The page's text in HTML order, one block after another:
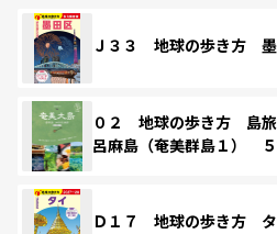
Ｊ３３ 地球の歩き方
０２ 地球の歩き方 島
呂麻島（奄美群島１）
Ｄ１７ 地球の歩き方